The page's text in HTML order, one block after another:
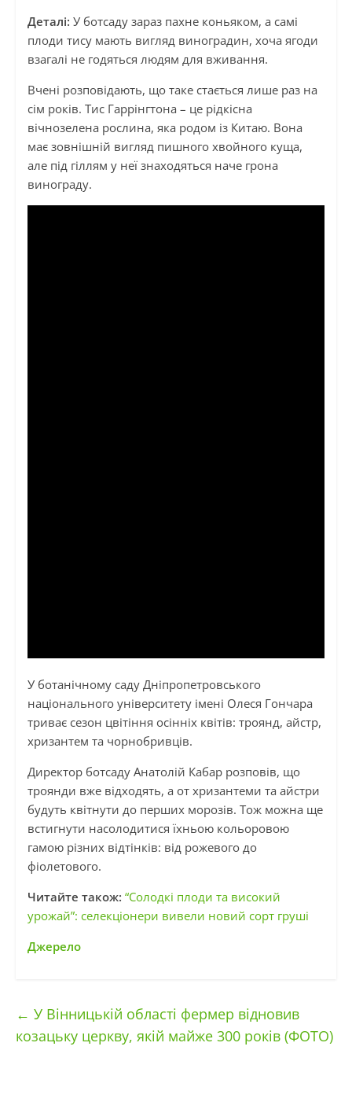
Деталі: У ботсаду зараз пахне коньяком, а самі
плоди тису мають вигляд виноградин, хоча ягоди
взагалі не годяться людям для вживання.
Вчені розповідають, що таке стається лише раз на
сім років. Тис Гаррінгтона – це рідкісна
вічнозелена рослина, яка родом із Китаю. Вона
має зовнішній вигляд пишного хвойного куща,
але під гіллям у неї знаходяться наче грона
винограду.
У ботанічному саду Дніпропетровського
національного університету імені Олеся Гончара
триває сезон цвітіння осінніх квітів: троянд, айстр,
хризантем та чорнобривців.
Директор ботсаду Анатолій Кабар розповів, що
троянди вже відходять, а от хризантеми та айстри
будуть квітнути до перших морозів. Тож можна ще
встигнути насолодитися їхньою кольоровою
гамою різних відтінків: від рожевого до
фіолетового.
Читайте також: “Солодкі плоди та високий
урожай”: селекціонери вивели новий сорт груші
Джерело
← У Вінницькій області фермер відновив
козацьку церкву, якій майже 300 років (ФОТО)